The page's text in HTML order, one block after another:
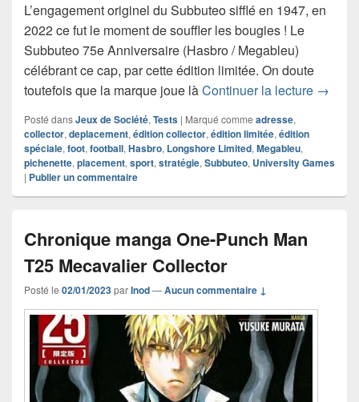
L’engagement originel du Subbuteo sifflé en 1947, en
2022 ce fut le moment de souffler les bougies ! Le
Subbuteo 75e Anniversaire (Hasbro / Megableu)
célébrant ce cap, par cette édition limitée. On doute
toutefois que la marque joue làContinuer la lecture →
Posté dansJeux de Société, Tests | Marqué comme adresse,
collector, deplacement, édition collector, édition limitée, édition
spéciale, foot, football, Hasbro, Longshore Limited, Megableu,
pichenette, placement, sport, stratégie, Subbuteo, University Games
| Publier un commentaire
Chronique manga One-Punch Man
T25 Mecavalier Collector
Posté le 02/01/2023parInod—Aucun commentaire ↓